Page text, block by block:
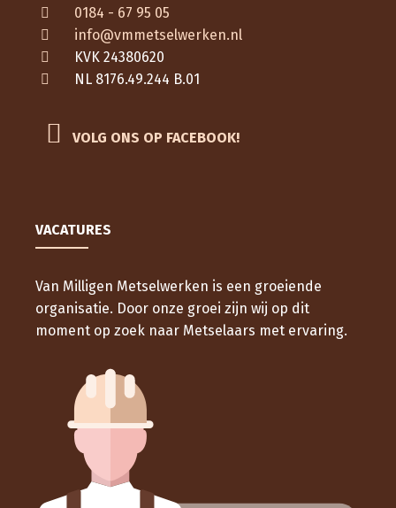
0184 - 67 95 05
info@vmmetselwerken.nl
KVK 24380620
NL 8176.49.244 B.01
VOLG ONS OP FACEBOOK!
VACATURES
Van Milligen Metselwerken is een groeiende
organisatie. Door onze groei zijn wij op dit
moment op zoek naar Metselaars met ervaring.